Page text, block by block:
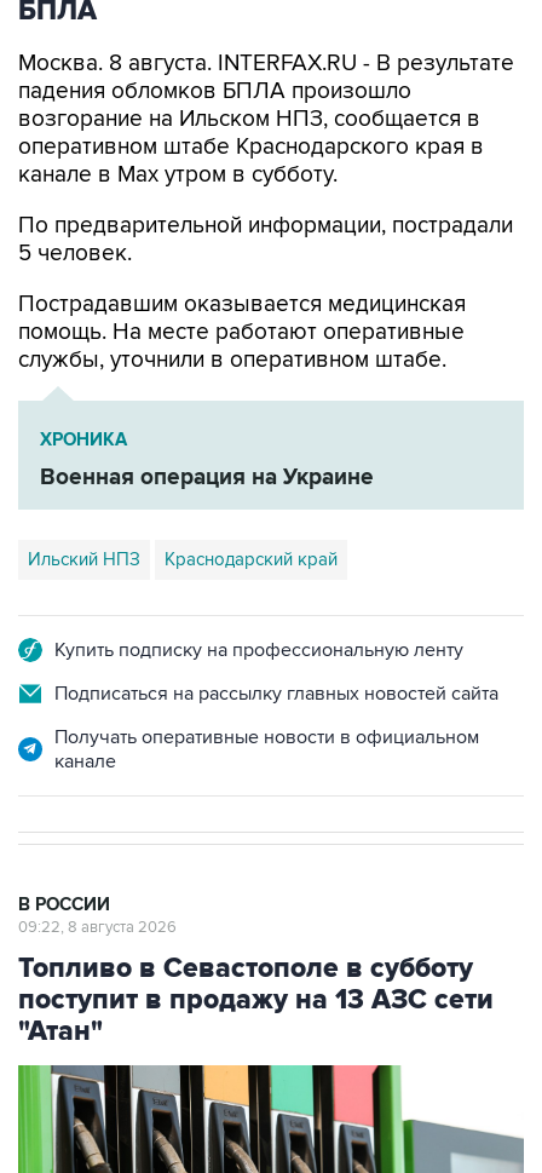
БПЛА
Москва. 8 августа. INTERFAX.RU - В результате
падения обломков БПЛА произошло
возгорание на Ильском НПЗ, сообщается в
оперативном штабе Краснодарского края в
канале в Max утром в субботу.
По предварительной информации, пострадали
5 человек.
Пострадавшим оказывается медицинская
помощь. На месте работают оперативные
службы, уточнили в оперативном штабе.
ХРОНИКА
Военная операция на Украине
Ильский НПЗ Краснодарский край
Купить подписку на профессиональную ленту
Подписаться на рассылку главных новостей сайта
Получать оперативные новости в официальном
канале
В РОССИИ
09:22, 8 августа 2026
Топливо в Севастополе в субботу
поступит в продажу на 13 АЗС сети
"Атан"